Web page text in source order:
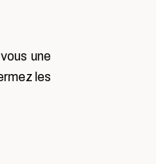
une
les